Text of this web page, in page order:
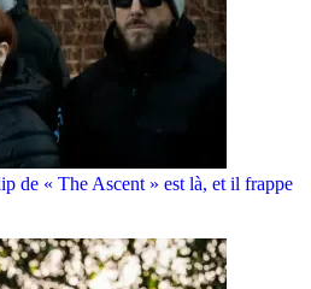
de « The Ascent » est là, et il frappe